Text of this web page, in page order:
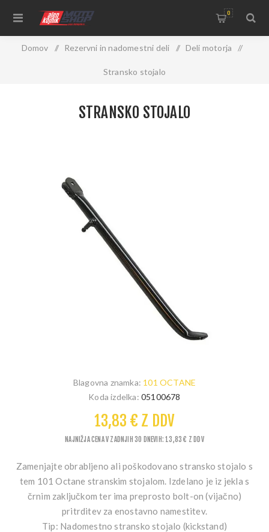
0
Domov / Rezervni in nadomestni deli / Deli motorja /
Stransko stojalo
STRANSKO STOJALO
Blagovna znamka: 101 OCTANE
Koda izdelka: 05100678
13,83 € Z DDV
NAJNIŽJA CENA V ZADNJIH 30 DNEVIH: 13,83 € Z DDV
Zamenjajte obrabljeno ali poškodovano stransko stojalo s
tem 101 Octane stranskim stojalom. Izdelano je iz jekla s
črnim zaključkom ter ima preprosto bolt-on (vijačno)
pritrditev za enostavno namestitev.
Tip: Nadomestno stransko stojalo (kickstand)